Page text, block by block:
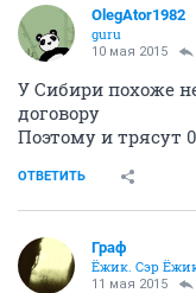
OlegAtor1982
guru
10 мая 2015
У Сибири похоже
договору
Поэтому и трясут
ОТВЕТИТЬ
Граф
Ёжик. Сэр
11 мая 2015